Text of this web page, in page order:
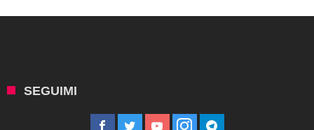
SEGUIMI